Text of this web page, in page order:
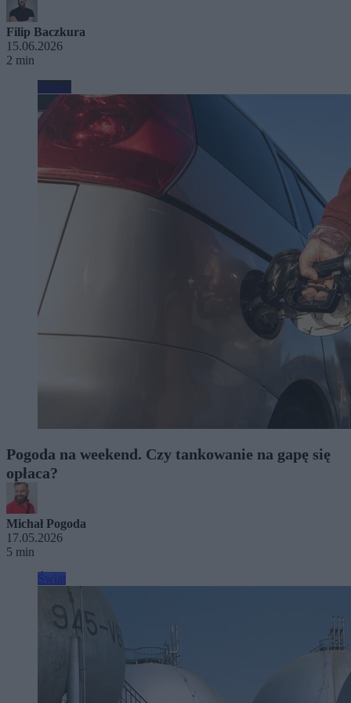
Filip Baczkura
15.06.2026
2 min
Biznes
Pogoda na weekend. Czy tankowanie na gapę się
opłaca?
Michał Pogoda
17.05.2026
5 min